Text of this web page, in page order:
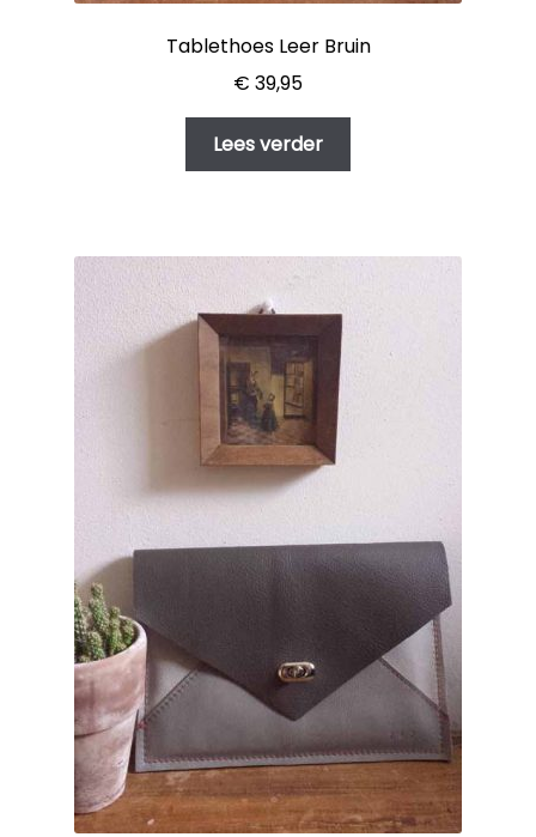
Tablethoes Leer Bruin
€ 39,95
Lees verder